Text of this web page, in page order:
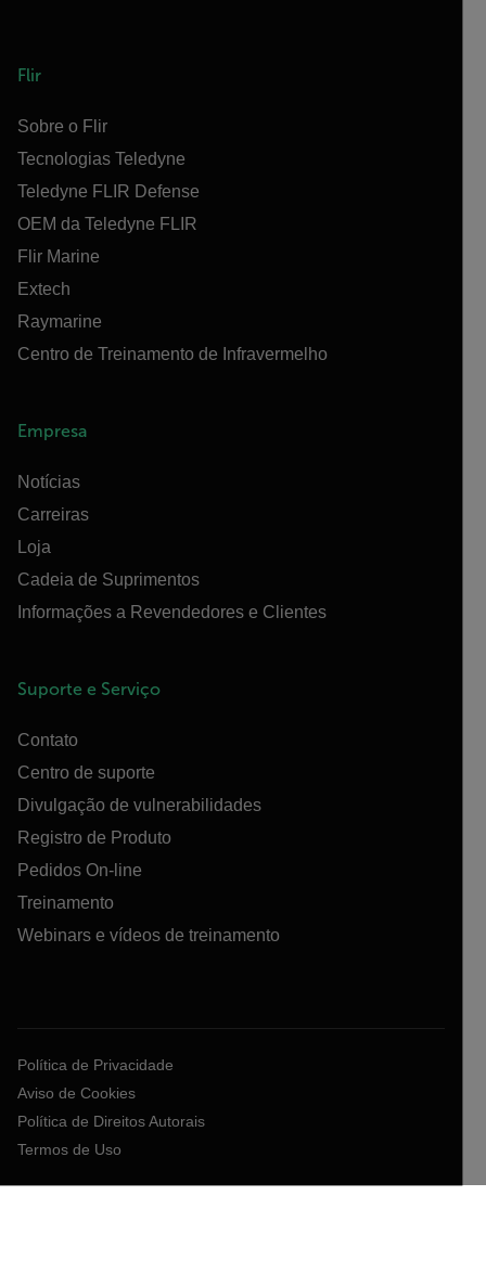
Flir
Sobre o Flir
Tecnologias Teledyne
Teledyne FLIR Defense
OEM da Teledyne FLIR
Flir Marine
Extech
Raymarine
Centro de Treinamento de Infravermelho
Empresa
Notícias
Carreiras
Loja
Cadeia de Suprimentos
Informações a Revendedores e Clientes
Suporte e Serviço
Contato
Centro de suporte
Divulgação de vulnerabilidades
Registro de Produto
Pedidos On-line
Treinamento
Webinars e vídeos de treinamento
Política de Privacidade
Aviso de Cookies
Política de Direitos Autorais
Termos de Uso